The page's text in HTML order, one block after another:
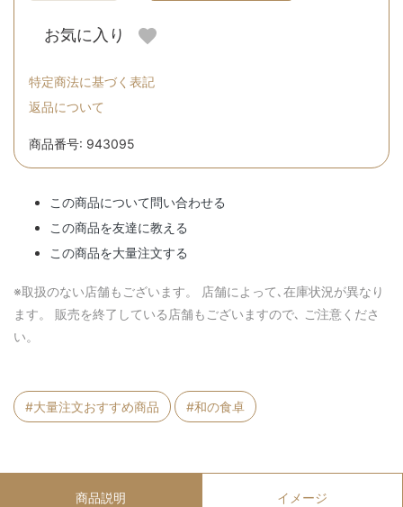
お気に入り
特定商法に基づく表記
返品について
商品番号: 943095
この商品について問い合わせる
この商品を友達に教える
この商品を大量注文する
※取扱のない店舗もございます。 店舗によって､在庫状況が異なり
ます。 販売を終了している店舗もございますので､ ご注意くださ
い。
#大量注文おすすめ商品 #和の食卓
商品説明 イメージ